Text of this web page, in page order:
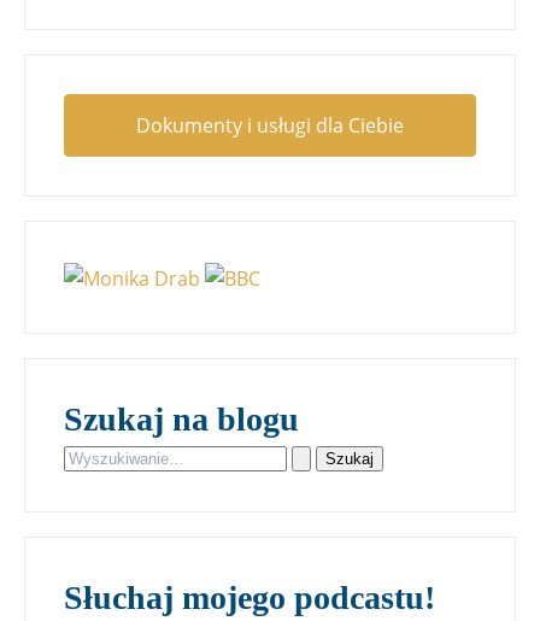
Dokumenty i usługi dla Ciebie
Szukaj na blogu
Słuchaj mojego podcastu!